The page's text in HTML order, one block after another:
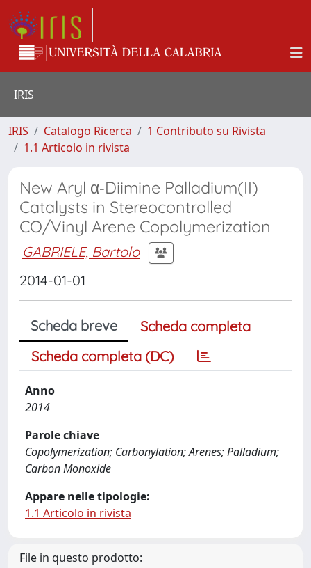
IRIS
IRIS Catalogo Ricerca
1 Contributo su Rivista
1.1 Articolo in rivista
New Aryl α‑Diimine Palladium(II)
Catalysts in Stereocontrolled
CO/Vinyl Arene Copolymerization
GABRIELE, Bartolo
2014-01-01
Scheda breve
Scheda completa
Scheda completa (DC)
Anno
2014
Parole chiave
Copolymerization; Carbonylation; Arenes; Palladium;
Carbon Monoxide
Appare nelle tipologie:
1.1 Articolo in rivista
File in questo prodotto: